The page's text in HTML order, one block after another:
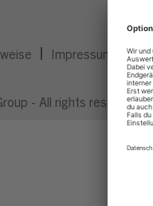
Impressum
- All rights reserved